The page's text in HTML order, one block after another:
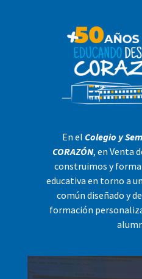
En el Colegio y
CORAZÓN, en Venta
construimos y
educativa en torno a
común diseñado y
formación